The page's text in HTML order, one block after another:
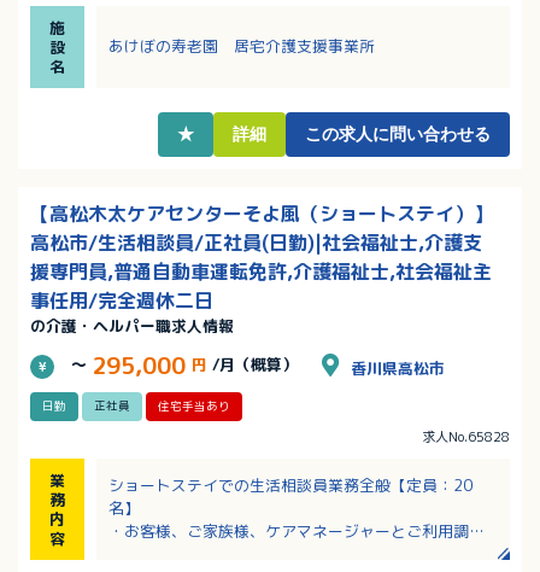
なりました！
・最寄りバス停から徒歩2分の立地！マイカー通勤もで
施
設
名
あけぼの寿老園 居宅介護支援事業所
★ 詳細 この求人に問い合わせる
【高松木太ケアセンターそよ風（ショートステイ）】
高松市/生活相談員/正社員(日勤)|社会福祉士,介護支
援専門員,普通自動車運転免許,介護福祉士,社会福祉主
事任用/完全週休二日
の介護・ヘルパー職求人情報
～ 295,000 円 /月（概算） 香川県高松市
日勤 正社員 住宅手当あり
求人No.65828
業
務
内
容
ショートステイでの生活相談員業務全般【定員：20
名】
・お客様、ご家族様、ケアマネージャーとご利用調整